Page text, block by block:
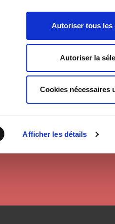
Afficher les détails
Autoriser tous les
Autoriser la
Cookies nécessaires
English